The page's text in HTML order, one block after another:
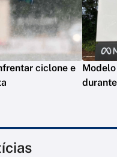
ciclone e